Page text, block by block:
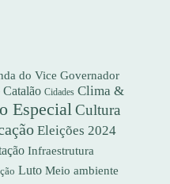
do Vice Governador
Catalão Cidades Clima &
EspecialCultura
Eleições 2024
Infraestrutura
Luto Meio ambiente